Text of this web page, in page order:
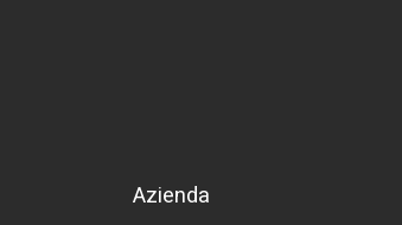
Azienda